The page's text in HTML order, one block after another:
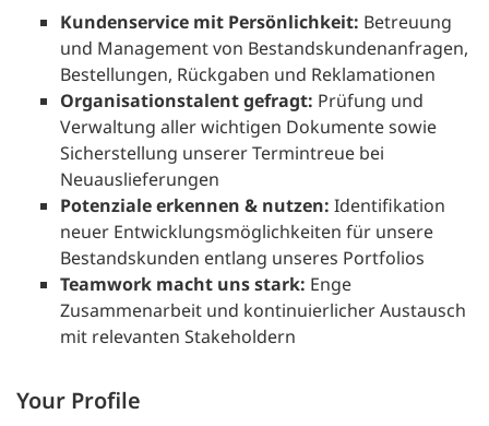
Kundenservice mit Persönlichkeit: Betreuung
und Management von Bestandskundenanfragen,
Bestellungen, Rückgaben und Reklamationen
Organisationstalent gefragt: Prüfung und
Verwaltung aller wichtigen Dokumente sowie
Sicherstellung unserer Termintreue bei
Neuauslieferungen
Potenziale erkennen & nutzen: Identifikation
neuer Entwicklungsmöglichkeiten für unsere
Bestandskunden entlang unseres Portfolios
Teamwork macht uns stark: Enge
Zusammenarbeit und kontinuierlicher Austausch
mit relevanten Stakeholdern
Your Profile